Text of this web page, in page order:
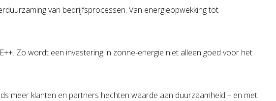
van bedrijfsprocessen. Van energieopwekking tot
Zo wordt een investering in zonne-energie niet alleen goed voor het
meer klanten en partners hechten waarde aan duurzaamheid – en met